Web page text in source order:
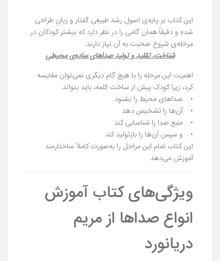
این کتاب بر پایه‌ی اصول رشد طبیعی گفتار و زبان طراحی
شده و دقیقاً همان گامی را در نظر دارد که بیشتر کودکان در
مرحله‌ی شروع صحبت به آن نیاز دارند:
شناخت، تقلید و تولید صداهای ساده‌ی محیطی
اهمیت این مرحله را با هیچ گام دیگری نمی‌توان مقایسه
کرد، زیرا کودک پیش از ساخت کلمه، باید بتواند:
• صداهای محیط را بشنود
• آن‌ها را تشخیص دهد
• منبع صدا را شناسایی کند
• و سپس آن‌ها را بازتولید کند
این کتاب تمام این مراحل را به‌صورت کاملاً ساختارمند
آموزش می‌دهد.
ویژگی‌های کتاب آموزش
انواع صداها از مریم
دریانورد